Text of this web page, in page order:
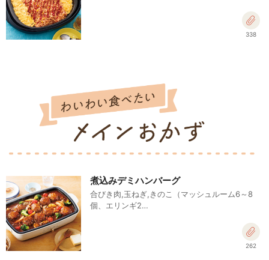
338
煮込みデミハンバーグ
合びき肉,玉ねぎ,きのこ（マッシュルーム6～8
個、エリンギ2…
262